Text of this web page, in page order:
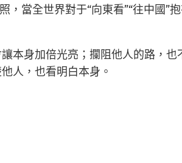
當全世界對于“向東看”“往中國”
本身加倍光亮；攔阻他人的路，也
人，也看明白本身。